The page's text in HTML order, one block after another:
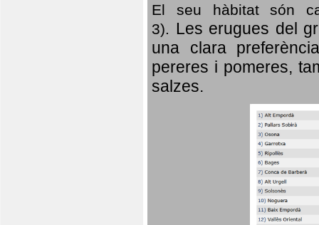
El seu hàbitat són
3). Les erugues del
una clara
pereres i pomeres,
salzes.